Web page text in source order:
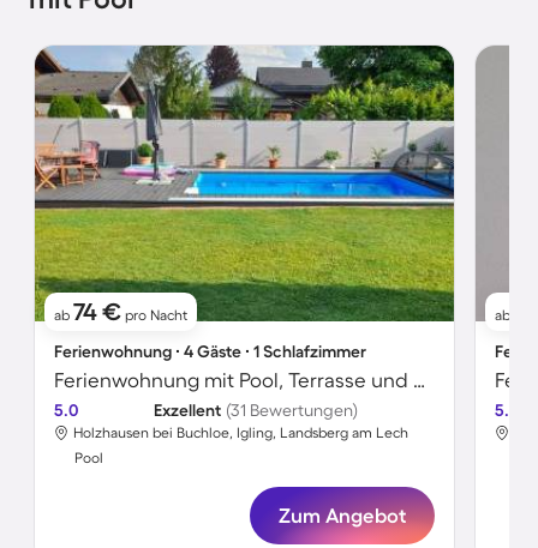
ab 74 € pro Nacht
Ferienwohnung ∙ 4 Gäste ∙ 1 Schlafzimmer
Ferienwohnung mit Pool, Terrasse und Garten
5.0 Exzellent (31 Bewertungen)
Holzhausen bei Buchloe, Igling, Landsberg am Lech
Pool
Zum Angebot
ab
5.0